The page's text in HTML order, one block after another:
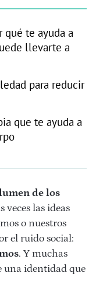
qué te ayuda a
llevarte a
para reducir
que te ayuda a
de los
veces las ideas
o nuestros
el ruido social:
. Y muchas
una identidad que